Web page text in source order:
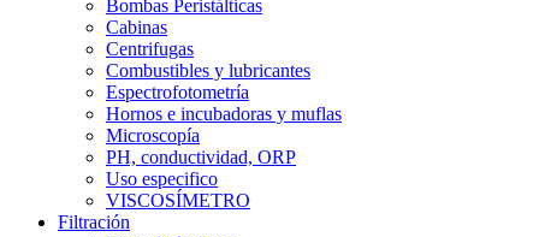
Bombas Peristálticas
Cabinas
Centrifugas
Combustibles y lubricantes
Espectrofotometría
Hornos e incubadoras y muflas
Microscopía
PH, conductividad, ORP
Uso especifico
VISCOSÍMETRO
Filtración